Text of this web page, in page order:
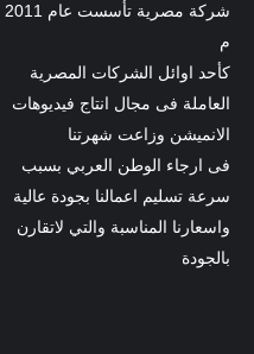
شركة مصرية تأسست عام 2011
م
كأحد اوائل الشركات المصرية
العاملة فى مجال انتاج فيديوهات
الانميشن وزاعت شهرتنا
فى ارجاء الوطن العربي بسبب
سرعة تسليم اعمالنا بجودة عالية
واسعارنا المناسبة والتي لاتقارن
بالجودة